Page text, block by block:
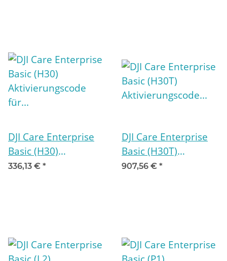
DJI Care Enterprise
Basic (H30)
Aktivierungscode für
336,13 € *
DJI Care Enterprise
Basic (H30T)
Aktivierungscode für
907,56 € *